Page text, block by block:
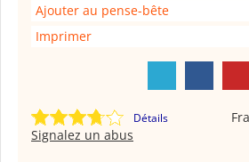
Ajouter au pense-bête
Imprimer
Détails
Signalez un abus